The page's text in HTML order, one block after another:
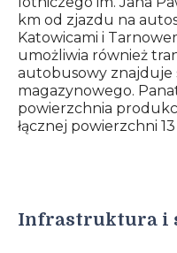
km od zjazdu na
Katowicami i
umożliwia również
autobusowy znajduje
magazynowego.
powierzchnia
łącznej powierzchni
Infrastruktura i